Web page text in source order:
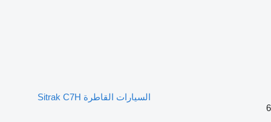
السيارات القاطرة Sitrak C7H
6